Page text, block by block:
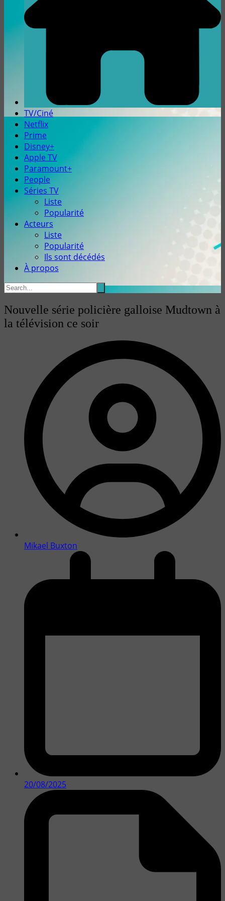
TV/Ciné
Netflix
Prime
Disney+
Apple TV
Paramount+
People
Séries TV
Liste
Popularité
Acteurs
Liste
Popularité
Ils sont décédés
À propos
Nouvelle série policière galloise Mudtown à
la télévision ce soir
Mikael Buxton
20/08/2025